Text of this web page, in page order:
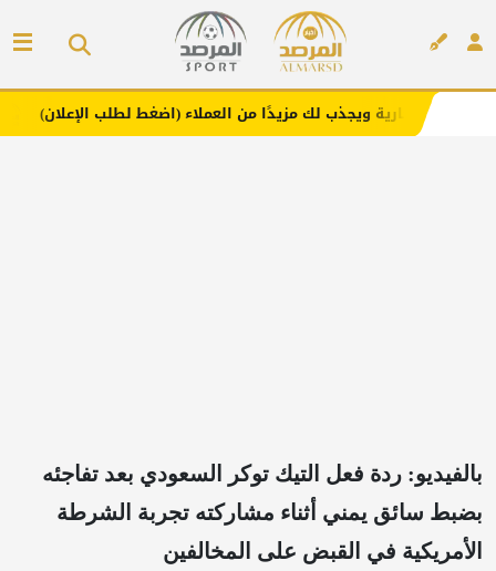
مفارش لك مزيدًا من العملاء (اضغط لطلب الإعلان)
بالفيديو: ردة فعل التيك توكر السعودي بعد تفاجئه
بضبط سائق يمني أثناء مشاركته تجربة الشرطة
الأمريكية في القبض على المخالفين